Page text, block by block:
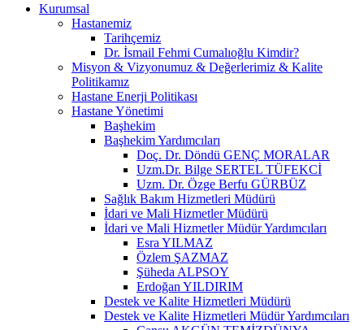
Kurumsal
Hastanemiz
Tarihçemiz
Dr. İsmail Fehmi Cumalıoğlu Kimdir?
Misyon & Vizyonumuz & Değerlerimiz & Kalite
Politikamız
Hastane Enerji Politikası
Hastane Yönetimi
Başhekim
Başhekim Yardımcıları
Doç. Dr. Döndü GENÇ MORALAR
Uzm.Dr. Bilge SERTEL TÜFEKCİ
Uzm. Dr. Özge Berfu GÜRBÜZ
Sağlık Bakım Hizmetleri Müdürü
İdari ve Mali Hizmetler Müdürü
İdari ve Mali Hizmetler Müdür Yardımcıları
Esra YILMAZ
Özlem ŞAZMAZ
Şüheda ALPSOY
Erdoğan YILDIRIM
Destek ve Kalite Hizmetleri Müdürü
Destek ve Kalite Hizmetleri Müdür Yardımcıları